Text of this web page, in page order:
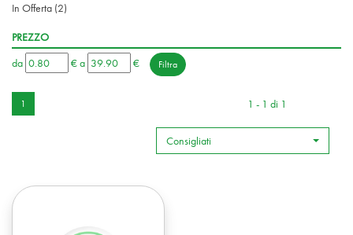
In Offerta (2)
PREZZO
filtra
da € filtra
a €
1 1 - 1 di 1
Consigliati